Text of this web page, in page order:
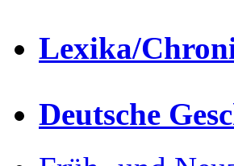
Lexika/
Deutsche